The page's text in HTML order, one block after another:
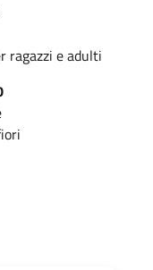
ragazzi e adulti